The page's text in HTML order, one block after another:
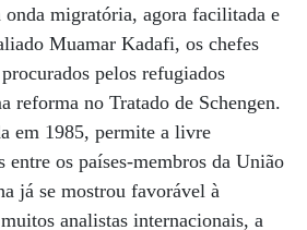
onda migratória, agora facilitada e
Muamar Kadafi, os chefes
pelos refugiados
reforma no Tratado de Schengen.
em 1985, permite a livre
entre os países-membros da União
já se mostrou favorável à
analistas internacionais, a